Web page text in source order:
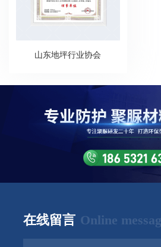
山东地坪行业协会
在线留言 Online